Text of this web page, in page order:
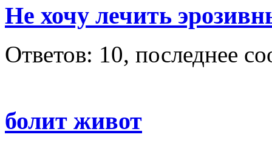
Не хочу лечить
Ответов: 10, последнее
болит живот